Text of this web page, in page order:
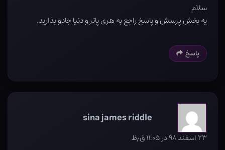
سلام
یه بخش پرسش و پاسخ راجع به هری پاتر و دنیا جادو بذارید.
پاسخ
sina james riddle
۲۳ اسفند ۹۸ در ۱۱:۰۵ ق٫ظ